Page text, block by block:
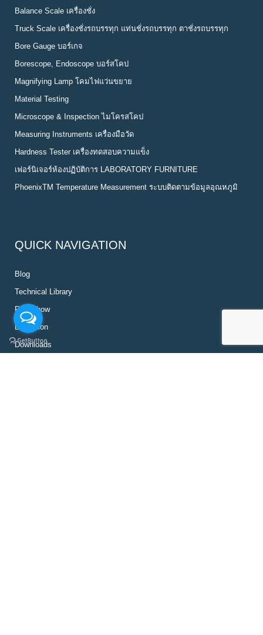
Balance Scale เครื่องชั่ง
Truck Scale เครื่องชั่งรถบรรทุก แท่นชั่งรถบรรทุก ตาชั่งรถบรรทุก
Bore Gauge บอร์เกจ
Borescope, Endoscope บอร์สโคป
Magnifying Lamp โคมไฟแว่นขยาย
Material Testing
Microscope & Inspection ไมโครสโคป
Measuring Instruments เครื่องมือวัด
Hardness Tester เครื่องทดสอบความแข็ง
เฟอร์นิเจอร์ห้องปฏิบัติการ LABORATORY FURNITURE
PhoenixTM Temperature Measurement ระบบติดตามข้อมูลอุณหภูมิ
QUICK NAVIGATION
Blog
Technical Library
Roadshow
Exhibition
Downloads